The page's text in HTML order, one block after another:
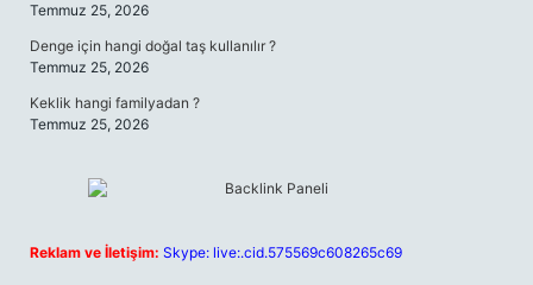
Temmuz 25, 2026
Denge için hangi doğal taş kullanılır ?
Temmuz 25, 2026
Keklik hangi familyadan ?
Temmuz 25, 2026
Reklam ve İletişim: Skype: live:.cid.575569c608265c69